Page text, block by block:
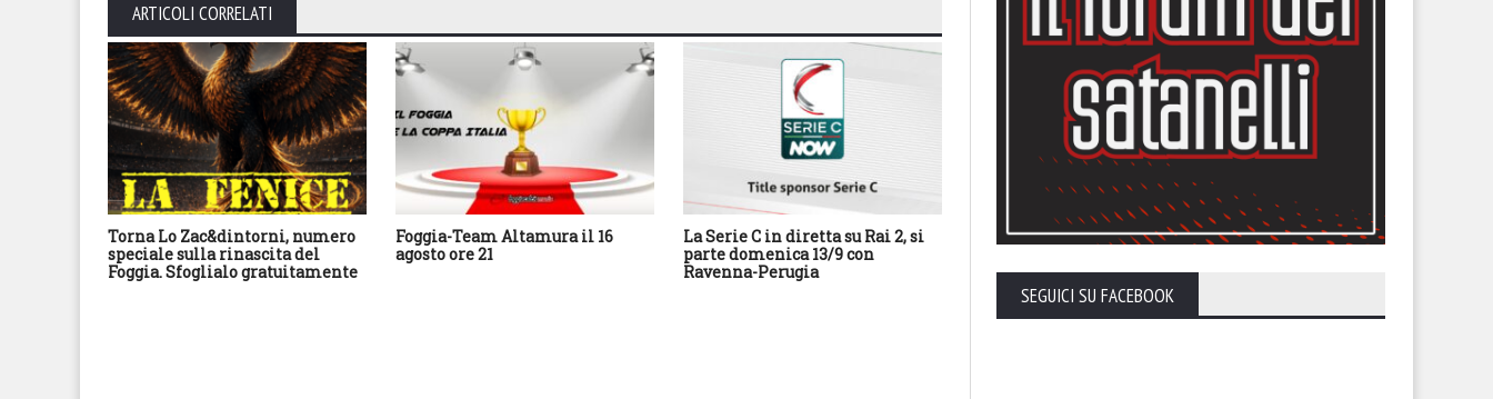
ARTICOLI CORRELATI
Torna Lo Zac&dintorni, numero
speciale sulla rinascita del
Foggia. Sfoglialo gratuitamente
Foggia-Team Altamura il 16
agosto ore 21
La Serie C in diretta su Rai 2, si
parte domenica 13/9 con
Ravenna-Perugia
Calendario, sfida con la
deserto. A rischio anche il derby
con il Cerignola
Il calendario del Foggia
SEGUICI SU FACEBOOK